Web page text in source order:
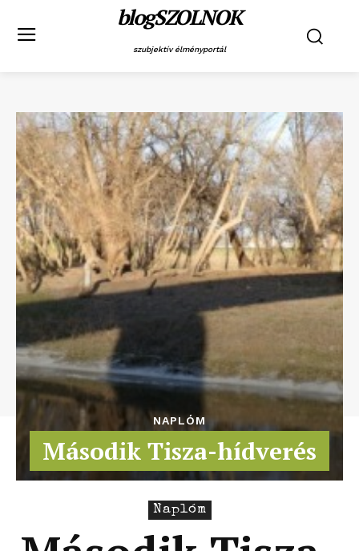
blogSZOLNOK
szubjektív élményportál
NAPLÓM
Második Tisza-hídverés
Naplóm